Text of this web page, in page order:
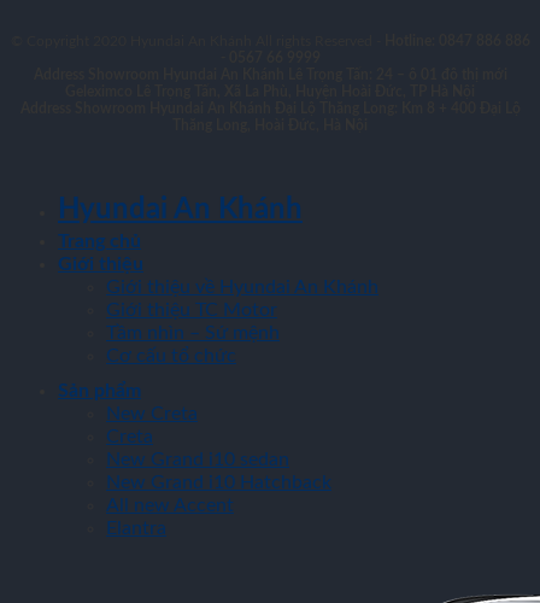
Hyundai An Khánh
Trang chủ
Giới thiệu
Giới thiệu về Hyundai An Khánh
Giới thiệu TC Motor
Tầm nhìn – Sứ mệnh
Cơ cấu tổ chức
Sản phẩm
New Creta
Creta
New Grand i10 sedan
New Grand i10 Hatchback
All new Accent
Elantra